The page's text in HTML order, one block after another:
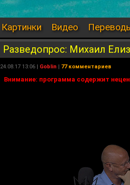
Картинки Видео
Разведопрос: Михаил
24.08.17 13:06 | Goblin | 77 комментариев
Внимание: программа содержит